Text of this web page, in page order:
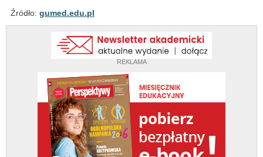
REKLAMA
Źródło: gumed.edu.pl